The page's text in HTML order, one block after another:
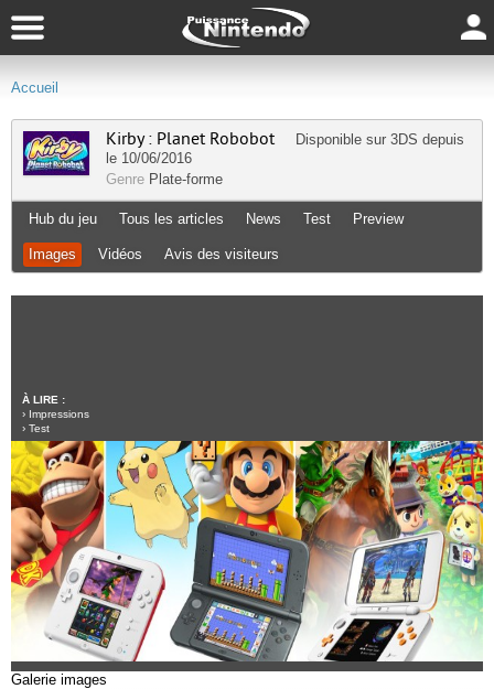
Accueil
Kirby : Planet Robobot Disponible sur 3DS depuis
le 10/06/2016
Genre Plate-forme
Hub du jeu Tous les articles News Test Preview
Images Vidéos Avis des visiteurs
À LIRE :
› Impressions
› Test
Galerie images